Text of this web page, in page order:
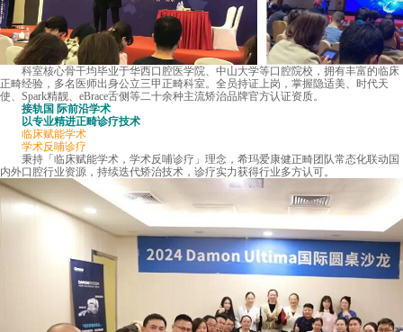
科室核心骨干均毕业于华西口腔医学院、中山大学等口腔院校，拥有丰富的临床
正畸经验，多名医师出身公立三甲正畸科室。全员持证上岗，掌握隐适美、时代天
使、Spark精靓、eBrace舌侧等二十余种主流矫治品牌官方认证资质。
接轨国 际前沿学术
以专业精进正畸诊疗技术
临床赋能学术
学术反哺诊疗
秉持「临床赋能学术，学术反哺诊疗」理念，希玛爱康健正畸团队常态化联动国
内外口腔行业资源，持续迭代矫治技术，诊疗实力获得行业多方认可。